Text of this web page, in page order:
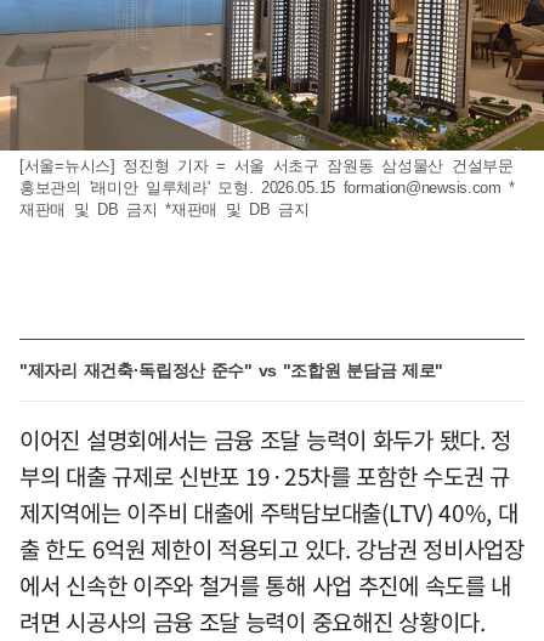
[서울=뉴시스] 정진형 기자 = 서울 서초구 잠원동 삼성물산 건설부문
홍보관의 '래미안 일루체라' 모형. 2026.05.15 formation@newsis.com *
재판매 및 DB 금지 *재판매 및 DB 금지
"제자리 재건축·독립정산 준수" vs "조합원 분담금 제로"
이어진 설명회에서는 금융 조달 능력이 화두가 됐다. 정
부의 대출 규제로 신반포 19·25차를 포함한 수도권 규
제지역에는 이주비 대출에 주택담보대출(LTV) 40%, 대
출 한도 6억원 제한이 적용되고 있다. 강남권 정비사업장
에서 신속한 이주와 철거를 통해 사업 추진에 속도를 내
려면 시공사의 금융 조달 능력이 중요해진 상황이다.